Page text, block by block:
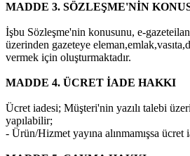
MADDE 3. SÖZLEŞME'NİN
İşbu Sözleşme'nin konusunu, e-
üzerinden gazeteye
vermek için oluşturmaktadır.
MADDE 4. ÜCRET İADE HAKKI
Ücret iadesi; Müşteri'nin yazılı talebi
yapılabilir;
- Ürün/Hizmet yayına alınmamışsa ücret